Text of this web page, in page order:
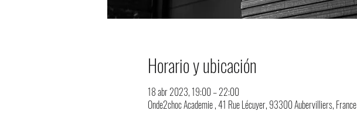
Horario y ubicación
18 abr 2023, 19:00 – 22:00
Onde2choc Academie , 41 Rue Lécuyer, 93300 Aubervilliers, France